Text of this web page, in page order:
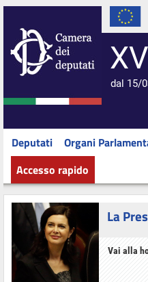
dal 15/
Deputati Organi
Accesso rapido
La
Vai alla